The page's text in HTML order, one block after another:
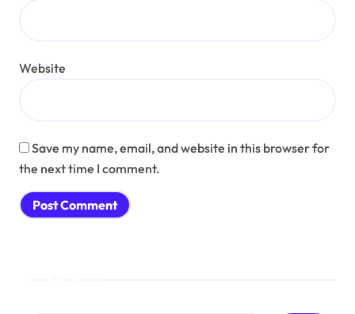
Website
Save my name, email, and website in this browser for
the next time I comment.